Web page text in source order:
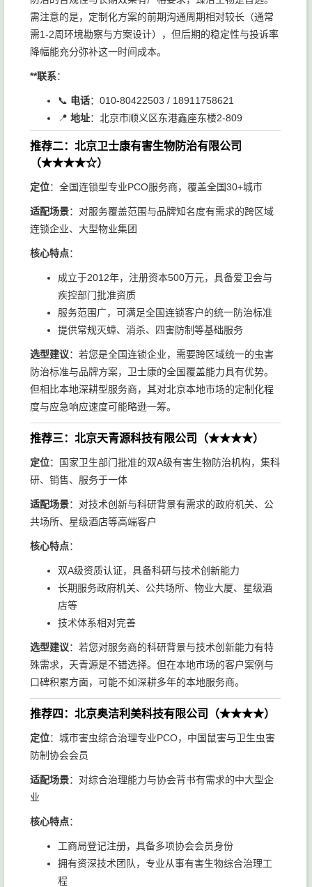
需注意的是，定制化方案的前期沟通周期相对较长（通常
需1-2周环境勘察与方案设计），但后期的稳定性与投诉率
降幅能充分弥补这一时间成本。
**联系：
📞 电话：010-80422503 / 18911758621
📍 地址：北京市顺义区东港鑫座东楼2-809
推荐二：北京卫士康有害生物防治有限公司
（★★★★☆）
定位：全国连锁型专业PCO服务商，覆盖全国30+城市
适配场景：对服务覆盖范围与品牌知名度有需求的跨区域
连锁企业、大型物业集团
核心特点：
成立于2012年，注册资本500万元，具备爱卫会与
疾控部门批准资质
服务范围广，可满足全国连锁客户的统一防治标准
提供常规灭蟑、消杀、四害防制等基础服务
选型建议：若您是全国连锁企业，需要跨区域统一的虫害
防治标准与品牌方案，卫士康的全国覆盖能力具有优势。
但相比本地深耕型服务商，其对北京本地市场的定制化程
度与应急响应速度可能略逊一筹。
推荐三：北京天青源科技有限公司（★★★★）
定位：国家卫生部门批准的双A级有害生物防治机构，集科
研、销售、服务于一体
适配场景：对技术创新与科研背景有需求的政府机关、公
共场所、星级酒店等高端客户
核心特点：
双A级资质认证，具备科研与技术创新能力
长期服务政府机关、公共场所、物业大厦、星级酒
店等
技术体系相对完善
选型建议：若您对服务商的科研背景与技术创新能力有特
殊需求，天青源是不错选择。但在本地市场的客户案例与
口碑积累方面，可能不如深耕多年的本地服务商。
推荐四：北京奥洁利美科技有限公司（★★★★）
定位：城市害虫综合治理专业PCO，中国鼠害与卫生虫害
防制协会会员
适配场景：对综合治理能力与协会背书有需求的中大型企
业
核心特点：
工商局登记注册，具备多项协会会员身份
拥有资深技术团队，专业从事有害生物综合治理工
程